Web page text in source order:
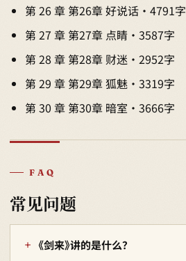
第 26 章 第26章 好说话 · 4791字
第 27 章 第27章 点睛 · 3587字
第 28 章 第28章 财迷 · 2952字
第 29 章 第29章 狐魅 · 3319字
第 30 章 第30章 暗室 · 3666字
FAQ
常见问题
《剑来》讲的是什么？